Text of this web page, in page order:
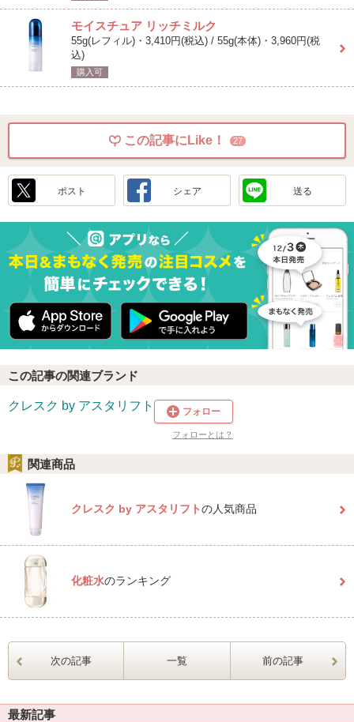
モイスチュア リッチミルク
55g(レフィル)・3,410円(税込) / 55g(本体)・3,960円(税
込)
購入可
この記事にLike！ 27
ポスト シェア 送る
この記事の関連ブランド
クレスク by アスタリフト フォロー
フォローとは？
関連商品
クレスク by アスタリフトの人気商品
化粧水のランキング
次の記事 一覧 前の記事
最新記事